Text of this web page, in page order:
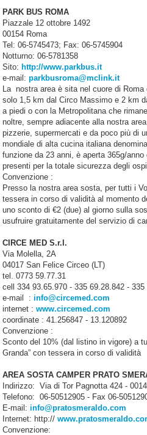
PARK BUS ROMA
Piazzale 12 ottobre 1492
00154 Roma
Tel: 06-5745473; Fax: 06-5745904
Notturno: 06-5781358
Sito:http://www.parkbus.it
e-mail:parkbusroma@mclink.it
La nostra area è sita nel cuore di
solo 1,5 km dal Circo Massimo e 2 km
a piedi o con la Metropolitana che
noltre, sempre adiacente alla nostra
pizzerie, supermercati e da poco più di
mondiale di alta cucina italiana
funzione da 23 anni, è aperta 365g/
presenti per la totale sicurezza degli
Convenzione :
Presso la nostra area sosta, per tutti i
tessera in corso di validità al momento
uno sconto di €2 (due) al giorno sulla
usufruire gratuitamente del servizio di
CIRCE MED S.r.l.
Via Molella, 2A
04017 San Felice Circeo (LT)
tel. 0773 59.77.31
cell 334 93.65.970 - 335 69.28.842 - 335
e-mail :info@circemed.com
internet :www.circemed.com
coordinate : 41.256847 - 13.120892
Convenzione :
Sconto del 10% (dal listino in vigore) a
Granda” con tessera in corso di validità
AREA SOSTA CAMPER PRATO
Indirizzo: Via di Tor Pagnotta 424 -
Telefono: 06-50512905 - Fax 06-
E-mail:info@pratosmeraldo.com
Internet: http://
Convenzione: